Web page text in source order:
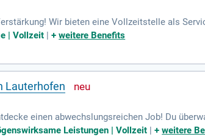
Wir bieten eine Vollzeitstelle als
der dein Know-how gefragt ist, bist du bei uns
Teams, das Wert auf hochwertige
| Vollzeit |+weitere Benefits
Lauterhofen
einen abwechslungsreichen Job! Du
Grünpflege. Im Winter sorgst du für sichere
Leistungen | Vollzeit |+weitere